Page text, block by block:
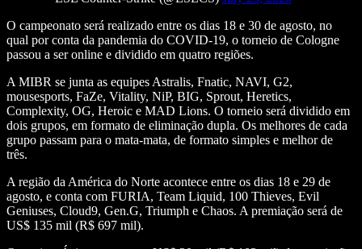
O campeonato será realizado entre os dias 18 e 30 de agosto, no
qual por conta da pandemia do COVID-19, o torneio de Cologne
passou a ser online e dividido em quatro regiões.
A MIBR se junta as equipes Astralis, Fnatic, NAVI, G2,
mousesports, FaZe, Vitality, NiP, BIG, Sprout, Heretics,
Complexity, OG, Heroic e MAD Lions. O torneio será dividido em
dois grupos, em formato de eliminação dupla. Os melhores de cada
grupo passam para o mata-mata, de formato simples e melhor de
três.
A região da América do Norte acontece entre os dias 18 e 29 de
agosto, e conta com FURIA, Team Liquid, 100 Thieves, Evil
Geniuses, Cloud9, Gen.G, Triumph e Chaos. A premiação será de
US$ 135 mil (R$ 697 mil).